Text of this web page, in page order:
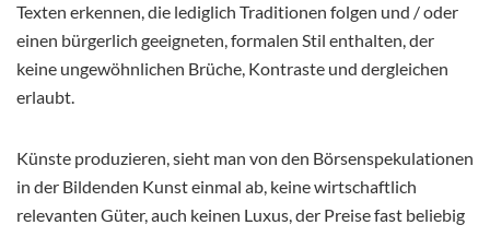
Texten erkennen, die lediglich Traditionen folgen und / oder
einen bürgerlich geeigneten, formalen Stil enthalten, der
keine ungewöhnlichen Brüche, Kontraste und dergleichen
erlaubt.
Künste produzieren, sieht man von den Börsenspekulationen
in der Bildenden Kunst einmal ab, keine wirtschaftlich
relevanten Güter, auch keinen Luxus, der Preise fast beliebig